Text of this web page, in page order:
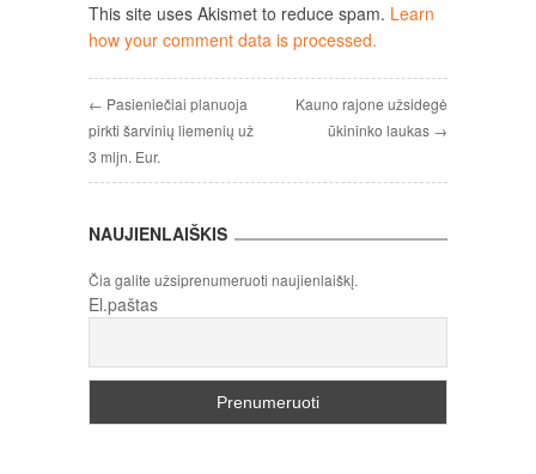
This site uses Akismet to reduce spam. Learn
how your comment data is processed.
← Pasieniečiai planuoja
pirkti šarvinių liemenių už
3 mljn. Eur.
Kauno rajone užsidegė
ūkininko laukas →
NAUJIENLAIŠKIS
Čia galite užsiprenumeruoti naujienlaiškį.
El.paštas